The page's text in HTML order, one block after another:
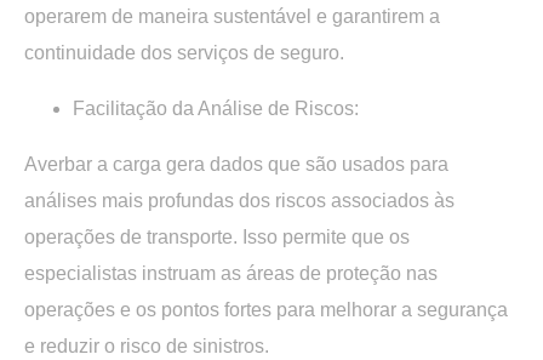
operarem de maneira sustentável e garantirem a
continuidade dos serviços de seguro.
Facilitação da Análise de Riscos:
Averbar a carga gera dados que são usados ​​para
análises mais profundas dos riscos associados às
operações de transporte. Isso permite que os
especialistas instruam as áreas de proteção nas
operações e os pontos fortes para melhorar a segurança
e reduzir o risco de sinistros.